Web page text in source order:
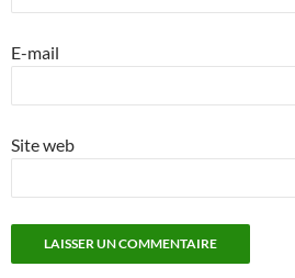
E-mail
Site web